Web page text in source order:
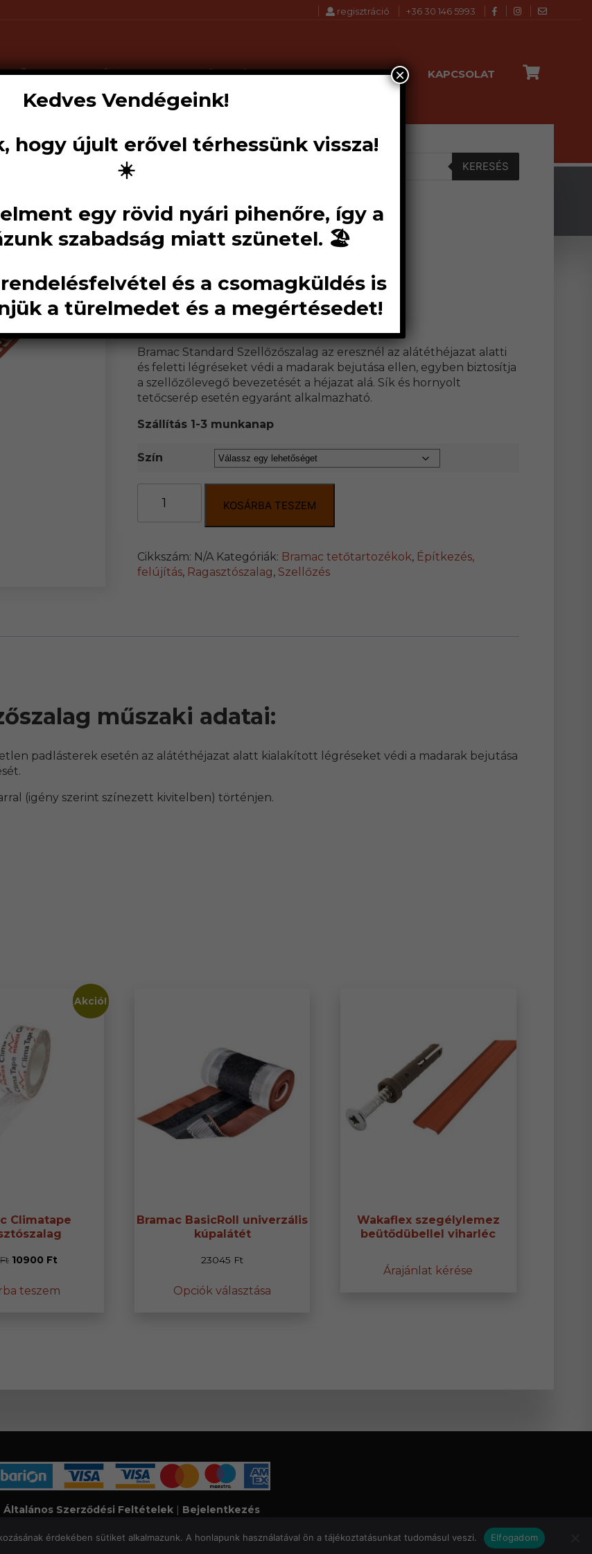
regisztráció +36 30 146 5993
RÓLUNK SZOLGÁLTATÁSAINK SHOP BLOG KAPCSOLAT
search
KERESÉS
Bramac Standard
Szellőzőszalag
1850
Ft
Bramac Standard Szellőzőszalag az eresznél az alátéthéjazat alatti
és feletti légréseket védi a madarak bejutása ellen, egyben biztosítja
a szellőzőlevegő bevezetését a héjazat alá. Sík és hornyolt
tetőcserép esetén egyaránt alkalmazható.
Szállítás 1-3 munkanap
Szín
Standard
Szellőzőszalag
KOSÁRBA TESZEM
Cikkszám: N/A Kategóriák: Bramac tetőtartozékok, Építkezés,
felújítás, Ragasztószalag, Szellőzés
műszaki adatai:
padlásterek esetén az alátéthéjazat alatt kialakított légréseket védi a madarak bejutása
(igény szerint színezett kivitelben) történjen.
Akció!
Climatape
Ft Original
was:
10900 Ft
is:
teszem
Bramac BasicRoll univerzális
kúpalátét
23045 Ft
Opciók választása
választhatók
Wakaflex szegélylemez
beütődübellel viharléc
Árajánlat kérése
Általános Szerződési Feltételek| Bejelentkezés
Geri az ács | All Rights Reserved. | Designed by
ASSEMBLY
Kedves Vendégeink!
hogy újult erővel térhessünk vissza!
☀️
egy rövid nyári pihenőre, így a
szabadság miatt szünetel. 🏖️
és a csomagküldés is
a türelmedet és a megértésedet!
×
érdekében sütiket alkalmazunk. A honlapunk használatával ön a tájékoztatásunkat tudomásul veszi. Elfogadom